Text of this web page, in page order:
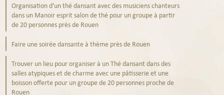
Organisation d'un thé dansant avec des musiciens chanteurs
dans un Manoir esprit salon de thé pour un groupe à partir
de 20 personnes près de Rouen
Faire une soirée dansante à thème près de Rouen
Trouver un lieu pour organiser à un Thé dansant dans des
salles atypiques et de charme avec une pâtisserie et une
boisson offerte pour un groupe de 20 personnes proche de
Rouen